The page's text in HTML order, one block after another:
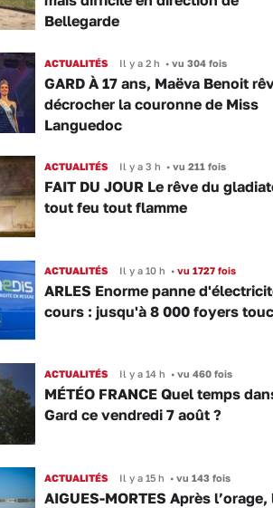
Bellegarde
ACTUALITÉS Il y a 2 h •vu 304 fois
GARD À 17 ans, Maëva Benoit
décrocher la couronne de Miss
Languedoc
ACTUALITÉS Il y a 3 h •vu 211 fois
FAIT DU JOUR Le rêve du
tout feu tout flamme
ACTUALITÉS Il y a 10 h •vu 1727 fois
ARLES Enorme panne
cours : jusqu'à 8 000 foyers
ACTUALITÉS Il y a 14 h •vu 460 fois
MÉTÉO FRANCE Quel temps
Gard ce vendredi 7 août ?
ACTUALITÉS Il y a 15 h •vu 143 fois
AIGUES-MORTES Après l’orage,